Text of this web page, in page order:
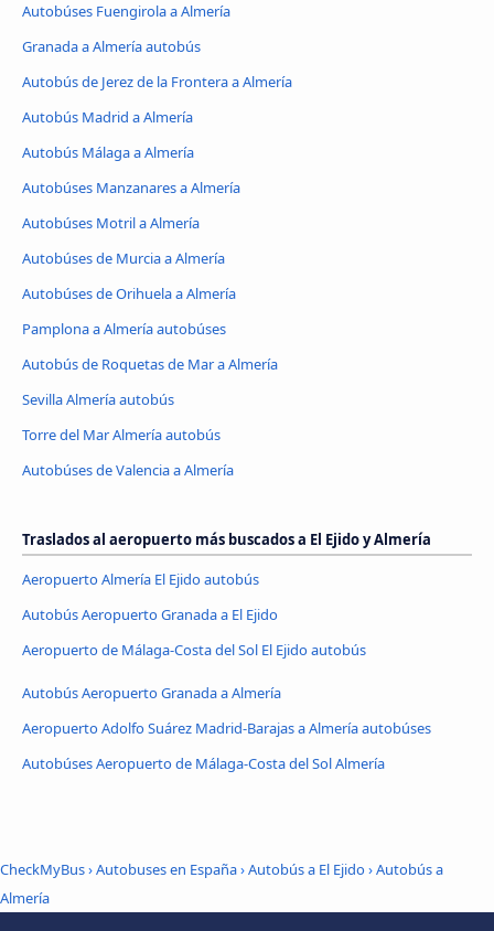
Autobúses Fuengirola a Almería
Granada a Almería autobús
Autobús de Jerez de la Frontera a Almería
Autobús Madrid a Almería
Autobús Málaga a Almería
Autobúses Manzanares a Almería
Autobúses Motril a Almería
Autobúses de Murcia a Almería
Autobúses de Orihuela a Almería
Pamplona a Almería autobúses
Autobús de Roquetas de Mar a Almería
Sevilla Almería autobús
Torre del Mar Almería autobús
Autobúses de Valencia a Almería
Traslados al aeropuerto más buscados a El Ejido y Almería
Aeropuerto Almería El Ejido autobús
Autobús Aeropuerto Granada a El Ejido
Aeropuerto de Málaga-Costa del Sol El Ejido autobús
Autobús Aeropuerto Granada a Almería
Aeropuerto Adolfo Suárez Madrid-Barajas a Almería autobúses
Autobúses Aeropuerto de Málaga-Costa del Sol Almería
CheckMyBus›Autobuses en España›Autobús a El Ejido›Autobús a
Almería